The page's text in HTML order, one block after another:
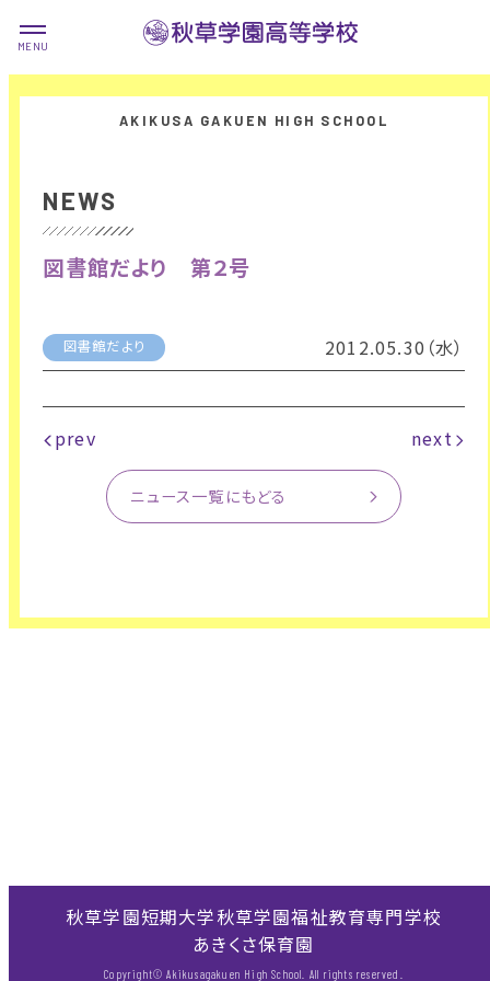
NEWS
図書館だより 第２号
図書館だより 2012.05.30（水）
prev next
ニュース一覧にもどる
秋草学園短期大学秋草学園福祉教育専門学校
あきくさ保育園
Copyright© Akikusagakuen High School. All rights reserved.